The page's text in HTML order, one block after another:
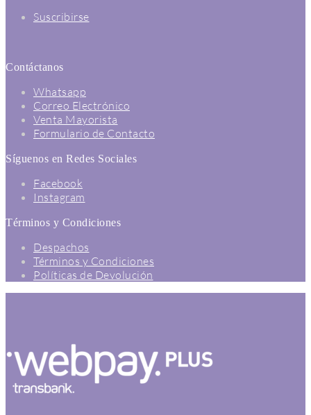
Suscribirse
Contáctanos
Whatsapp
Correo Electrónico
Venta Mayorista
Formulario de Contacto
Síguenos en Redes Sociales
Facebook
Instagram
Términos y Condiciones
Despachos
Términos y Condiciones
Políticas de Devolución